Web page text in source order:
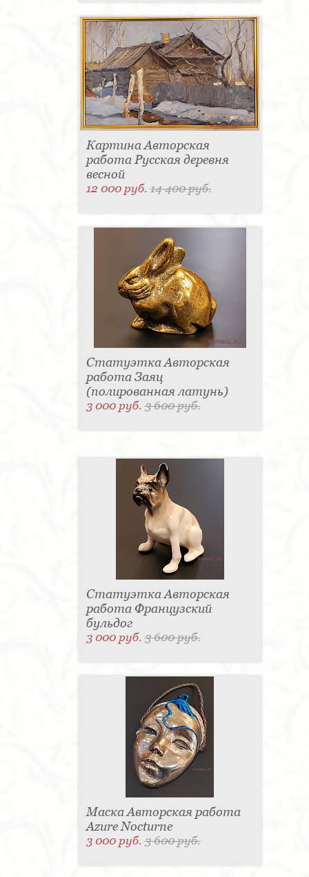
Картина Авторская
работа Русская деревня
весной
12 000 руб.14 400 руб.
Статуэтка Авторская
работа Заяц
(полированная латунь)
3 000 руб.3 600 руб.
Статуэтка Авторская
работа Французский
бульдог
3 000 руб.3 600 руб.
Маска Авторская работа
Azure Nocturne
3 000 руб.3 600 руб.